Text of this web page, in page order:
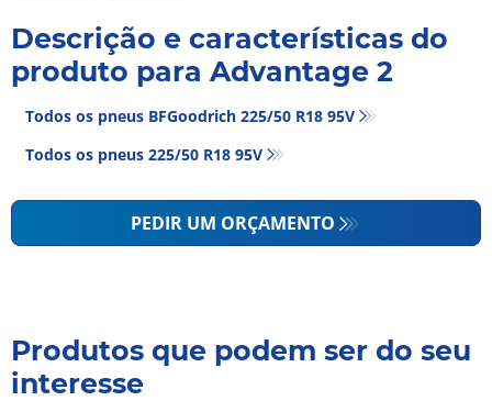
Descrição e características do
produto para Advantage 2
Todos os pneus BFGoodrich 225/50 R18 95V
Todos os pneus‎ 225/50 R18 95V
PEDIR UM ORÇAMENTO
Produtos que podem ser do seu
interesse